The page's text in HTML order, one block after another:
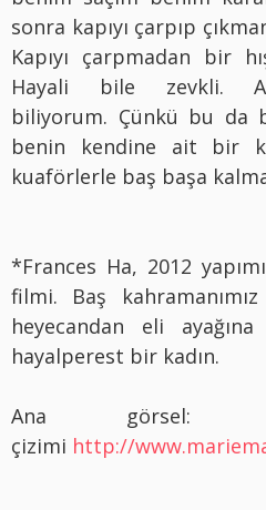
sonra kapıyı çarpıp
Kapıyı çarpmadan bir
Hayali bile zevkli.
biliyorum. Çünkü bu da
benin kendine ait bir
kuaförlerle baş başa
*Frances Ha, 2012 yapımı
filmi. Baş
heyecandan eli
hayalperest bir kadın.
Ana görsel:
çizimi http://